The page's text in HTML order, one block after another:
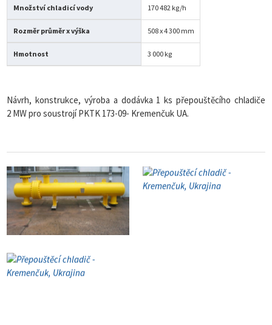
Množství chladicí vody 170 482 kg/h
Rozměr průměr x výška 508 x 4 300 mm
Hmotnost 3 000 kg
Návrh, konstrukce, výroba a dodávka 1 ks přepouštěcího chladiče
2 MW pro soustrojí PKTK 173-09- Kremenčuk UA.